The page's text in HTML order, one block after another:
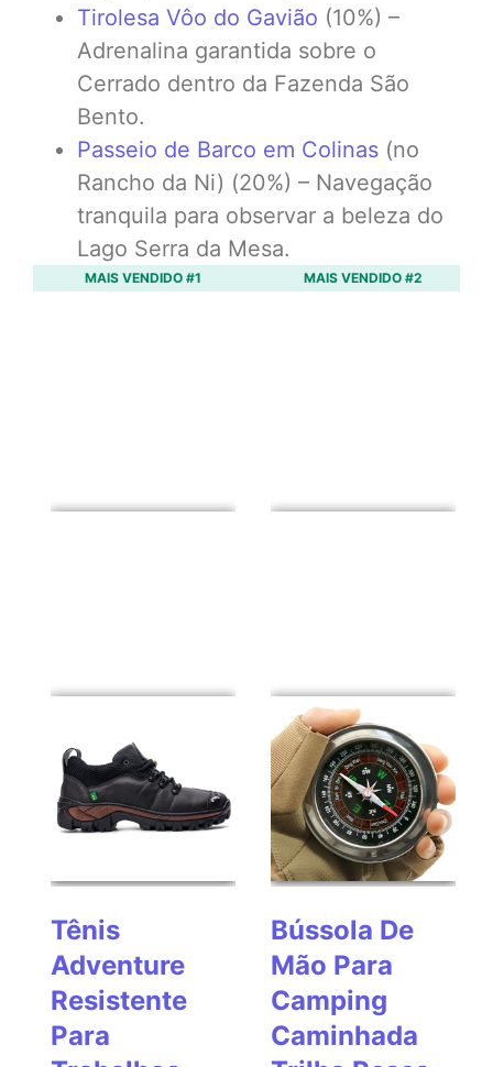
Tirolesa Vôo do Gavião (10%) –
Adrenalina garantida sobre o
Cerrado dentro da Fazenda São
Bento.
Passeio de Barco em Colinas (no
Rancho da Ni) (20%) – Navegação
tranquila para observar a beleza do
Lago Serra da Mesa.
MAIS VENDIDO #1
Tênis
Adventure
Resistente
Para
MAIS VENDIDO #2
Bússola De
Mão Para
Camping
Caminhada